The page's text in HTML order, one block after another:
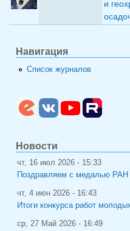
и
Навигация
Список журналов
Новости
чт, 16 июл 2026 - 15:33
Поздравляем с медалью
чт, 4 июн 2026 - 16:43
Итоги конкурса работ
ср, 27 Май 2026 - 16:49